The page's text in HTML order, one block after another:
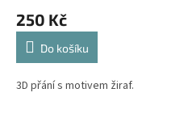
250 Kč
Do košíku
3D přání s motivem žiraf.